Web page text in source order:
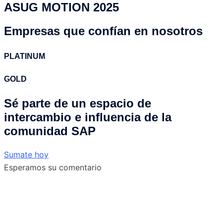
ASUG MOTION 2025
Empresas que confían en nosotros
PLATINUM
GOLD
Sé parte de un espacio de
intercambio e influencia de la
comunidad SAP
Sumate hoy
Esperamos su comentario